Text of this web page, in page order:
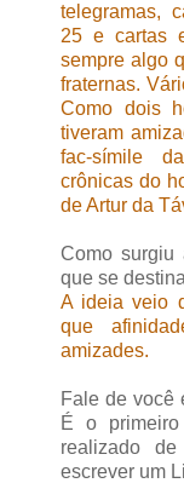
telegramas,
25 e cartas
sempre algo
fraternas.
Como dois
tiveram
fac-símile
crônicas do
de Artur da
Como
que se
A ideia veio
que
amizades.
Fale de você
É o
realizado
escrever um